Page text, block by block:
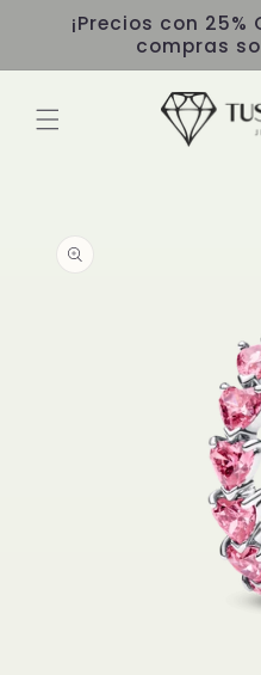
directamente
¡Precios con 25%
compras
información